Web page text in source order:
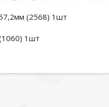
(2568) 1шт
1шт